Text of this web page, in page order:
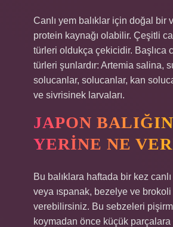
Canlı yem balıklar için doğal bir
protein kaynağı olabilir. Çeşitli
türleri oldukça çekicidir. Başlıca
türleri şunlardır: Artemia salina,
solucanlar, solucanlar, kan
ve sivrisinek larvaları.
JAPON
YERINE NE
Bu balıklara haftada bir kez
veya ıspanak, bezelye ve
verebilirsiniz. Bu sebzeleri
koymadan önce küçük parçalara